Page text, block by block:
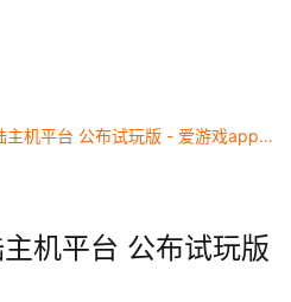
《星舰铳犬》登陆主机平台 公布试玩版 - 爱游戏app体育
主机平台 公布试玩版